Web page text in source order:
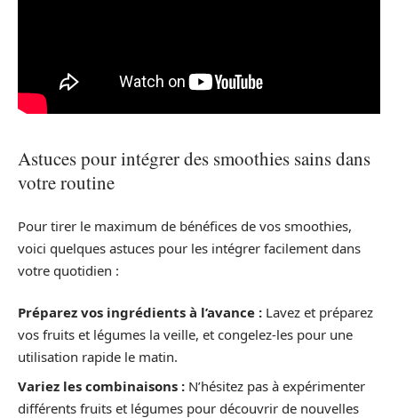
Astuces pour intégrer des smoothies sains dans
votre routine
Pour tirer le maximum de bénéfices de vos smoothies,
voici quelques astuces pour les intégrer facilement dans
votre quotidien :
Préparez vos ingrédients à l’avance : Lavez et préparez
vos fruits et légumes la veille, et congelez-les pour une
utilisation rapide le matin.
Variez les combinaisons : N’hésitez pas à expérimenter
différents fruits et légumes pour découvrir de nouvelles